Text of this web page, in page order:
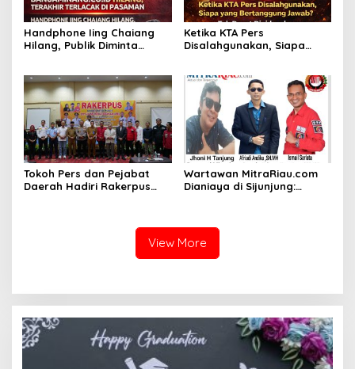
Handphone Iing Chaiang
Hilang, Publik Diminta
Ketika KTA Pers
Disalahgunakan, Siapa
Tokoh Pers dan Pejabat
Daerah Hadiri Rakerpus
Wartawan MitraRiau.com
Dianiaya di Sijunjung:
View More